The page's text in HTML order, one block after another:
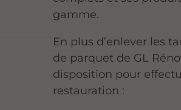
gamme.
En plus d’enlever les
de parquet de GL
disposition pour
restauration :